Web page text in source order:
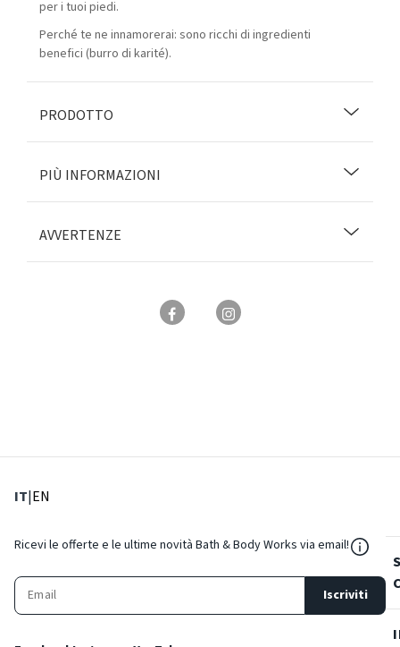
per i tuoi piedi.
Perché te ne innamorerai: sono ricchi di ingredienti
benefici (burro di karité).
PRODOTTO
PIÙ INFORMAZIONI
AVVERTENZE
IT: Lingua corrente
|EN
Ricevi le offerte e le ultime novità Bath & Body Works via email!
Iscriviti